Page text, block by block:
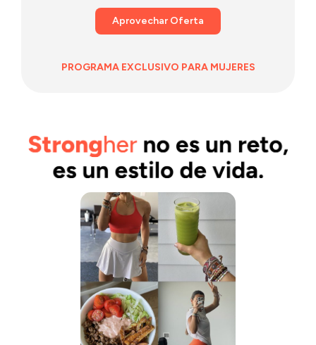
Aprovechar Oferta
PROGRAMA EXCLUSIVO PARA MUJERES